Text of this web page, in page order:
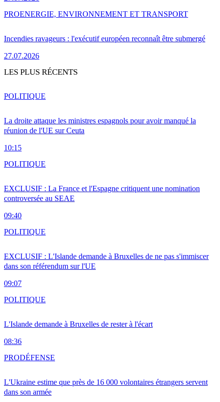
Incendies ravageurs : l'exécutif européen reconnaît être submergé
27.07.2026
PROENERGIE, ENVIRONNEMENT ET TRANSPORT
LES PLUS RÉCENTS
La droite attaque les ministres espagnols pour avoir manqué la
réunion de l'UE sur Ceuta
10:15
POLITIQUE
EXCLUSIF : La France et l'Espagne critiquent une nomination
controversée au SEAE
09:40
POLITIQUE
EXCLUSIF : L'Islande demande à Bruxelles de ne pas s'immiscer
dans son référendum sur l'UE
09:07
POLITIQUE
L'Islande demande à Bruxelles de rester à l'écart
08:36
POLITIQUE
L'Ukraine estime que près de 16 000 volontaires étrangers servent
dans son armée
PRODÉFENSE